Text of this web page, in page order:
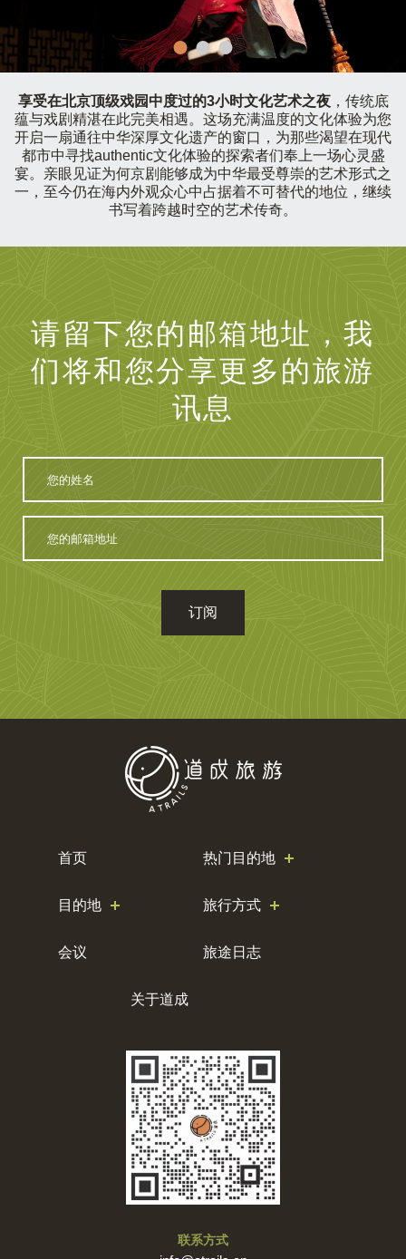
享受在北京顶级戏园中度过的3小时文化艺术之夜，传统底
蕴与戏剧精湛在此完美相遇。这场充满温度的文化体验为您
开启一扇通往中华深厚文化遗产的窗口，为那些渴望在现代
都市中寻找authentic文化体验的探索者们奉上一场心灵盛
宴。亲眼见证为何京剧能够成为中华最受尊崇的艺术形式之
一，至今仍在海内外观众心中占据着不可替代的地位，继续
书写着跨越时空的艺术传奇。
请留下您的邮箱地址，我
们将和您分享更多的旅游
讯息
您
名
箱
首页 热门目的地
目的地 旅行方式
会议 旅途日志
关于道成
联系方式